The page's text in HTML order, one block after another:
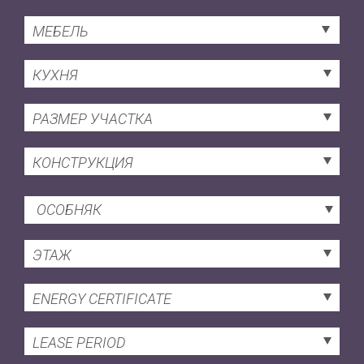
МЕБЕЛЬ
КУХНЯ
РАЗМЕР УЧАСТКА
КОНСТРУКЦИЯ
ОСОБНЯК
ЭТАЖ
ENERGY CERTIFICATE
LEASE PERIOD